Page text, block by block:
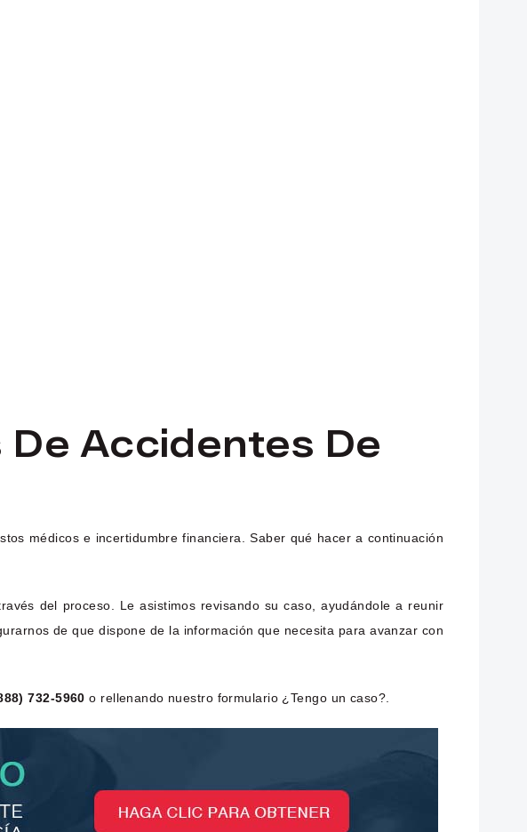
Accidentes De
médicos e incertidumbre financiera. Saber qué hacer a continuación
del proceso. Le asistimos revisando su caso, ayudándole a reunir
de que dispone de la información que necesita para avanzar con
732-5960 o rellenando nuestro formulario ¿Tengo un caso?.